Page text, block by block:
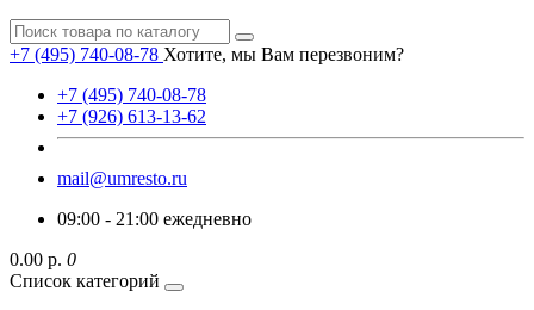
+7 (495) 740-08-78 Хотите, мы Вам перезвоним?
+7 (495) 740-08-78
+7 (926) 613-13-62
mail@umresto.ru
09:00 - 21:00 ежедневно
0.00 р. 0
Список категорий